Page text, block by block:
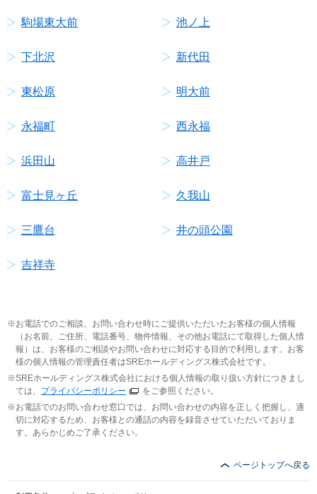
駒場東大前 池ノ上
下北沢 新代田
東松原 明大前
永福町 西永福
浜田山 高井戸
富士見ヶ丘 久我山
三鷹台 井の頭公園
吉祥寺
お電話でのご相談、お問い合わせ時にご提供いただいたお客様の個人情報
（お名前、ご住所、電話番号、物件情報、その他お電話にて取得した個人情
報）は、お客様のご相談やお問い合わせに対応する目的で利用します。お客
様の個人情報の管理責任者はSREホールディングス株式会社です。
SREホールディングス株式会社における個人情報の取り扱い方針につきまし
ては、 プライバシーポリシー
をご参照ください。
お電話でのお問い合わせ窓口では、お問い合わせの内容を正しく把握し、適
切に対応するため、お客様との通話の内容を録音させていただいておりま
す。あらかじめご了承ください。
ページトップへ戻る